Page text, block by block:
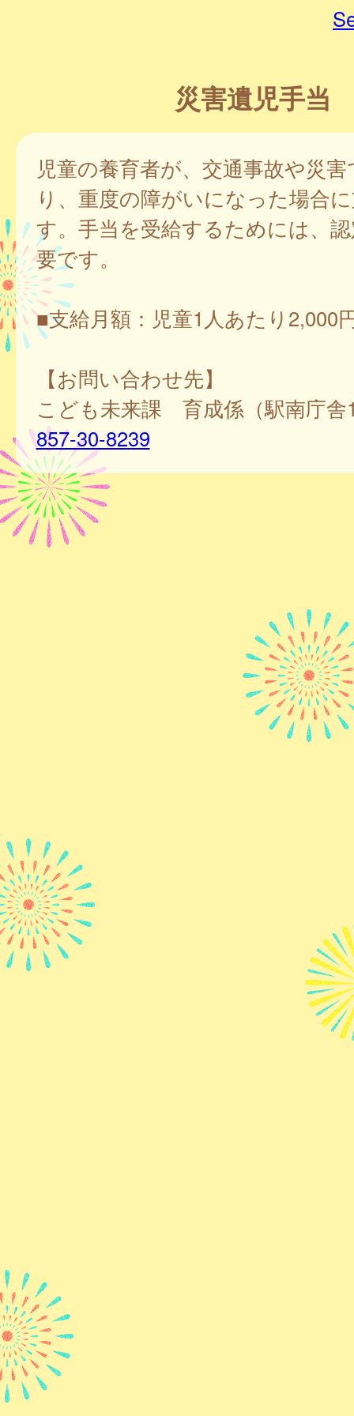
災害遺児手当
児童の養育者が、交通事故や災
り、重度の障がいになった場合
す。手当を受給するためには、
要です。
■支給月額：児童1人あたり2,000
【お問い合わせ先】
こども未来課 育成係（駅南庁
857-30-8239